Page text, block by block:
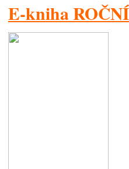
E-kniha